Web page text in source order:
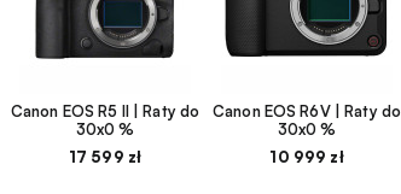
Canon EOS R5 II | Raty do
30x0 %
17 599 zł
Canon EOS R6V | Raty do
30x0 %
10 999 zł